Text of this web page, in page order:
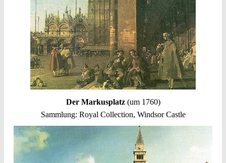
Der Markusplatz(um 1760)
Sammlung: Royal Collection, Windsor Castle